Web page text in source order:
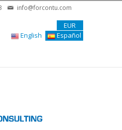
info@forcontu.com
EUR
English
Español